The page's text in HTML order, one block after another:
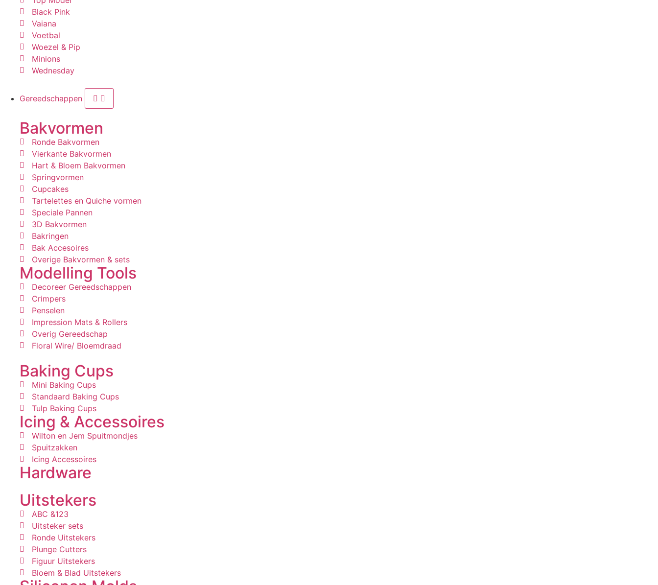
Black Pink
Vaiana
Voetbal
Woezel & Pip
Minions
Wednesday
Gereedschappen
Bakvormen
Ronde Bakvormen
Vierkante Bakvormen
Hart & Bloem Bakvormen
Springvormen
Cupcakes
Tartelettes en Quiche vormen
Speciale Pannen
3D Bakvormen
Bakringen
Bak Accesoires
Overige Bakvormen & sets
Modelling Tools
Decoreer Gereedschappen
Crimpers
Penselen
Impression Mats & Rollers
Overig Gereedschap
Floral Wire/ Bloemdraad
Baking Cups
Mini Baking Cups
Standaard Baking Cups
Tulp Baking Cups
Icing & Accessoires
Wilton en Jem Spuitmondjes
Spuitzakken
Icing Accessoires
Hardware
Uitstekers
ABC &123
Uitsteker sets
Ronde Uitstekers
Plunge Cutters
Figuur Uitstekers
Bloem & Blad Uitstekers